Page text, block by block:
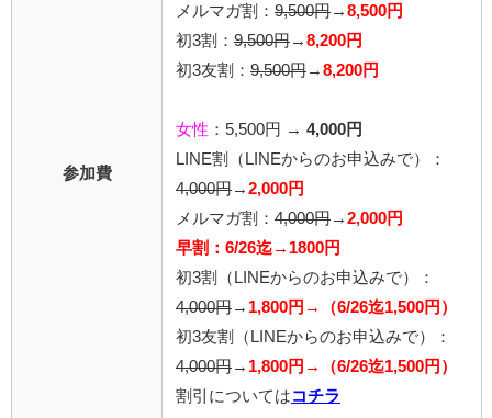
参加費
メルマガ割： 9,500円 → 8,500円
初3割： 9,500円 → 8,200円
初3友割： 9,500円 → 8,200円
女性 ：5,500円 → 4,000円
LINE割
（LINEからのお申込みで）
：
4,000円 → 2,000円
メルマガ割： 4,000円 → 2,000円
早割：6/26迄→1800円
初3割
（LINEからのお申込みで）
：
4,000円 → 1,800円→（6/26迄1,500円）
初3友割
（LINEからのお申込みで）
：
4,000円 → 1,800円→（6/26迄1,500円）
割引については コチラ